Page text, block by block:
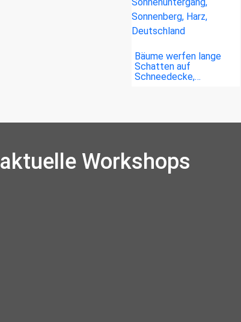
Bäume werfen lange
Schatten auf
Schneedecke,…
aktuelle Workshops